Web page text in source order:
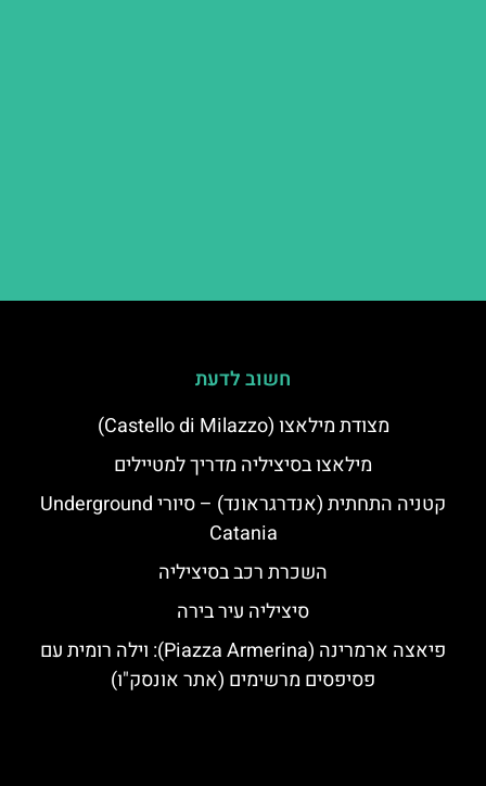
חשוב לדעת
מצודת מילאצו (Castello di Milazzo)
מילאצו בסיציליה מדריך למטיילים
קטניה התחתית (אנדרגראונד) – סיורי Underground
Catania
השכרת רכב בסיציליה
סיציליה עיר בירה
פיאצה ארמרינה (Piazza Armerina): וילה רומית עם
פסיפסים מרשימים (אתר אונסק"ו)